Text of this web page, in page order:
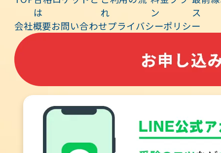
は
れ
ン
ス
会社概要お問い合わせプライバシーポリシー